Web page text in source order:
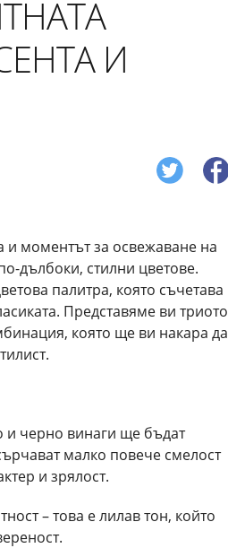
И
и моментът за освежаване на
дълбоки, стилни цветове.
палитра, която съчетава
Представяме ви триото
която ще ви накара да
и черно винаги ще бъдат
малко повече смелост
и зрялост.
– това е лилав тон, който